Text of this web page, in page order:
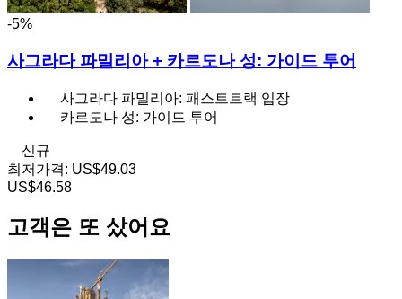
-5%
사그라다 파밀리아 + 카르도나 성: 가이드 투어
사그라다 파밀리아: 패스트트랙 입장
카르도나 성: 가이드 투어
신규
최저가격: US$49.03
US$46.58
고객은 또 샀어요